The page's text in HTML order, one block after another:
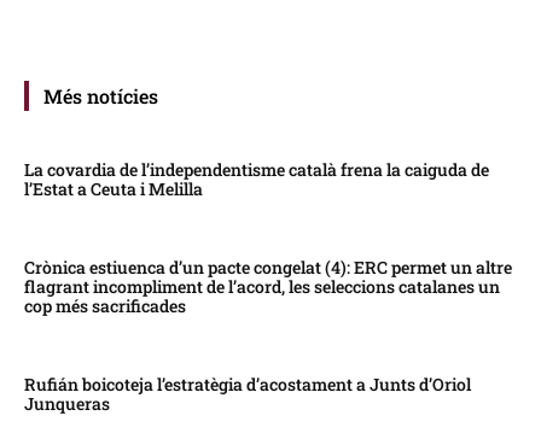
Més notícies
La covardia de l’independentisme català frena la caiguda de
l’Estat a Ceuta i Melilla
Crònica estiuenca d’un pacte congelat (4): ERC permet un altre
flagrant incompliment de l’acord, les seleccions catalanes un
cop més sacrificades
Rufián boicoteja l’estratègia d’acostament a Junts d’Oriol
Junqueras